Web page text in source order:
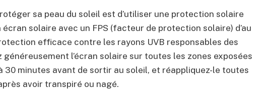
sa peau du soleil est d’utiliser une protection solaire
solaire avec un FPS (facteur de protection solaire) d’au
efficace contre les rayons UVB responsables des
généreusement l’écran solaire sur toutes les zones exposées
30 minutes avant de sortir au soleil, et réappliquez-le toutes
avoir transpiré ou nagé.